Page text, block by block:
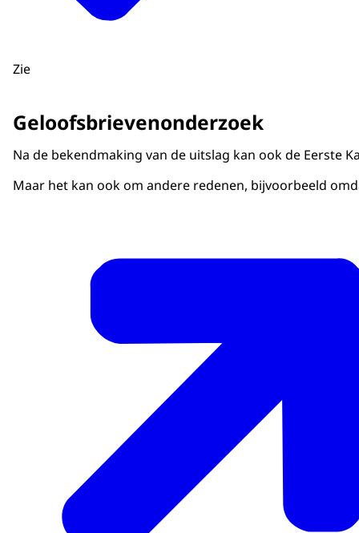
Zie
Geloofsbrievenonderzoek
Na de bekendmaking van de uitslag kan ook de Eerste
Maar het kan ook om andere redenen, bijvoorbeeld